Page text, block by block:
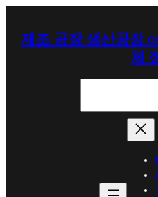
제조 공장 생산공장
체